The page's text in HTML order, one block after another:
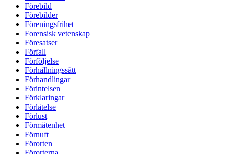
Förebild
Förebilder
Föreningsfrihet
Forensisk vetenskap
Föresatser
Förfall
Förföljelse
Förhållningssätt
Förhandlingar
Förintelsen
Förklaringar
Förlåtelse
Förlust
Förmätenhet
Förnuft
Förorten